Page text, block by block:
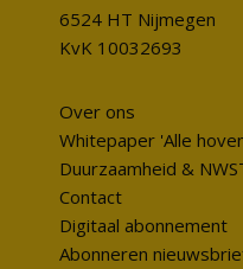
6524 HT Nijmegen
KvK 10032693
Over ons
Whitepaper 'Alle
Duurzaamheid &
Contact
Digitaal abonnement
Abonneren